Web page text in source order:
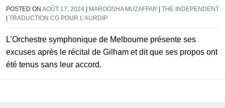
POSTED ON AOÛT 17, 2024 MAROOSHA MUZAFFAR
THE INDEPENDENT
TRADUCTION CG POUR L’AURDIP
L’Orchestre symphonique de Melbourne présente ses
excuses après le récital de Gilham et dit que ses propos ont
été tenus sans leur accord.